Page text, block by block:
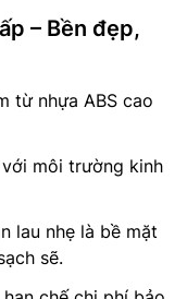
– Bền đẹp,
từ nhựa ABS cao
môi trường kinh
lau nhẹ là bề mặt
sẽ.